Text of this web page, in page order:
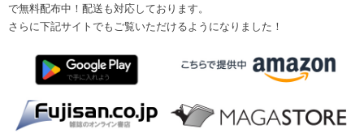
で無料配布中！配送も対応しております。
さらに下記サイトでもご覧いただけるようになりました！